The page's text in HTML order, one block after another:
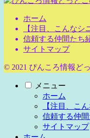
ホーム
【注目、こんなシ
信頼する仲間たち
サイトマップ
© 2021 ぴんころ情報ど
メニュー
ホーム
【注目、こ
信頼する仲
サイトマップ